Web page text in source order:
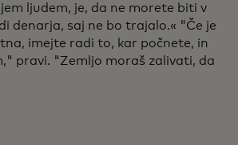
ljudem, je, da ne morete biti v
denarja, saj ne bo trajalo.« "Če je
imejte radi to, kar počnete, in
pravi. "Zemljo moraš zalivati, da